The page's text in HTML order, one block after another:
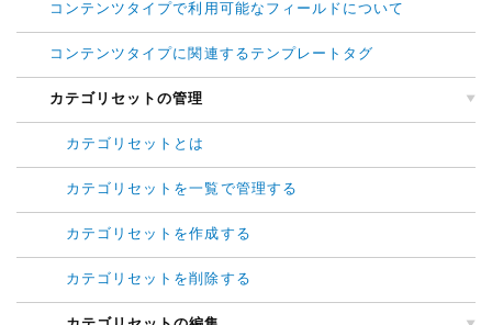
コンテンツタイプで利用可能なフィールドについて
コンテンツタイプに関連するテンプレートタグ
カテゴリセットの管理
カテゴリセットとは
カテゴリセットを一覧で管理する
カテゴリセットを作成する
カテゴリセットを削除する